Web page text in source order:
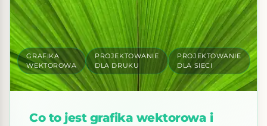
GRAFIKA
WEKTOROWA
PROJEKTOWANIE
DLA DRUKU
PROJEKTOWANIE
DLA SIECI
Co to jest grafika wektorowa i